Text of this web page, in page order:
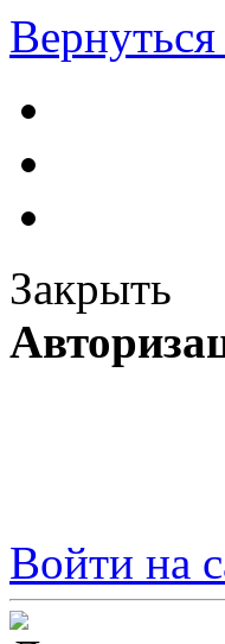
Закрыть
Войти на